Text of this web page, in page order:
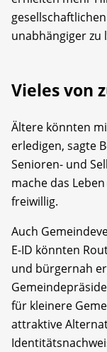
unabhängiger zu
Vieles von
Ältere könnten
erledigen, sagte
Senioren- und
mache das
freiwillig.
Auch
E-ID könnten
und bürgernah
für kleinere
attraktive